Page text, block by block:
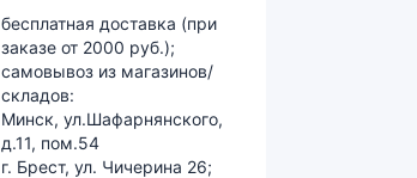
бесплатная доставка (при
заказе от 2000 руб.);
самовывоз из магазинов/
складов:
Минск, ул.Шафарнянского,
д.11, пом.54
г. Брест, ул. Чичерина 26;